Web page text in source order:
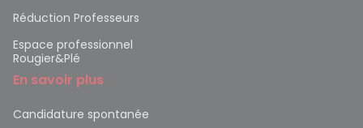
Réduction Professeurs
Espace professionnel
Rougier&Plé
En savoir plus
Candidature spontanée